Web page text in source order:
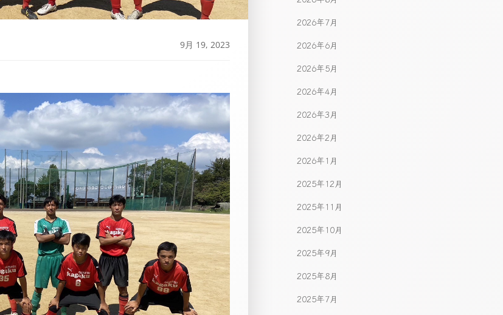
9月 19, 2023
2026年7月
2026年6月
2026年5月
2026年4月
2026年3月
2026年2月
2026年1月
2025年12月
2025年11月
2025年10月
2025年9月
2025年8月
2025年7月